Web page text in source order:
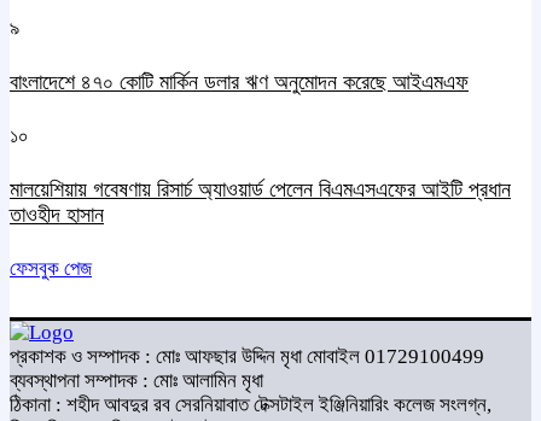
৯
বাংলাদেশে ৪৭০ কোটি মার্কিন ডলার ঋণ অনুমোদন করেছে আইএমএফ
১০
মালয়েশিয়ায় গবেষণায় রিসার্চ অ্যাওয়ার্ড পেলেন বিএমএসএফের আইটি প্রধান
তাওহীদ হাসান
ফেসবুক পেজ
প্রকাশক ও সম্পাদক : মোঃ আফছার উদ্দিন মৃধা মোবাইল 01729100499
ব্যবস্থাপনা সম্পাদক : মোঃ আলামিন মৃধা
ঠিকানা : শহীদ আবদুর রব সেরনিয়াবাত টেক্সটাইল ইঞ্জিনিয়ারিং কলেজ সংলগ্ন,